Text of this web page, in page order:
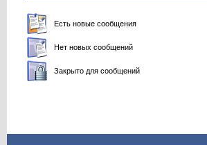
Есть новые сообщения
Нет новых сообщений
Закрыто для сообщений